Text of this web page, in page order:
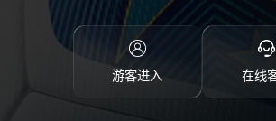
游客进入 在线